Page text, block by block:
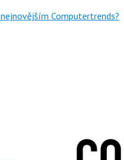
Computertrends?